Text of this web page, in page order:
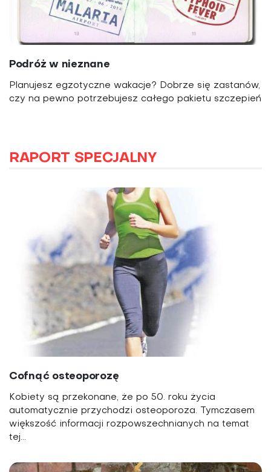
Podróż w nieznane
Planujesz egzotyczne wakacje? Dobrze się zastanów,
czy na pewno potrzebujesz całego pakietu szczepień
RAPORT SPECJALNY
Cofnąć osteoporozę
Kobiety są przekonane, że po 50. roku życia
automatycznie przychodzi osteoporoza. Tymczasem
większość informacji rozpowszechnianych na temat
tej...